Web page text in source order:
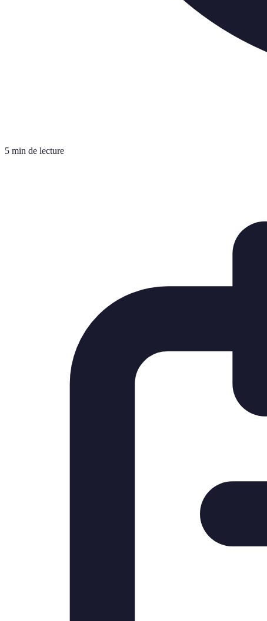
5 min de lecture